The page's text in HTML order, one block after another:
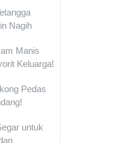
Nagih
Manis
Keluarga!
Pedas
untuk